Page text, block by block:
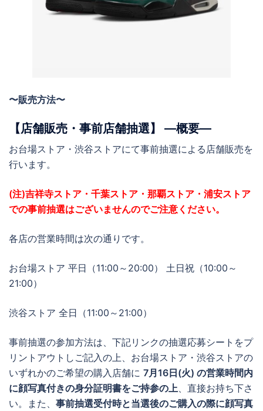
〜販売方法〜
【店舗販売・事前店舗抽選】 ―概要―
お台場ストア・渋谷ストアにて事前抽選による店舗販売を
行います。
(注)吉祥寺ストア・千葉ストア・那覇ストア ・ 浦安ストア
での事前抽選はございませんのでご注意ください。
各店の営業時間は次の通りです。
お台場ストア 平日（11:00～20:00） 土日祝（10:00～
21:00）
渋谷ストア 全日（11:00～21:00）
事前抽選の参加方法は、下記リンクの抽選応募シートをプ
リントアウトしご記入の上、お台場ストア・渋谷ストアの
いずれかのご希望の購入店舗に 7月16日(火) の営業時間内
に顔写真付きの身分証明書をご持参の上、直接お持ち下さ
い。また、 事前抽選受付時と当選後のご購入の際に顔写真